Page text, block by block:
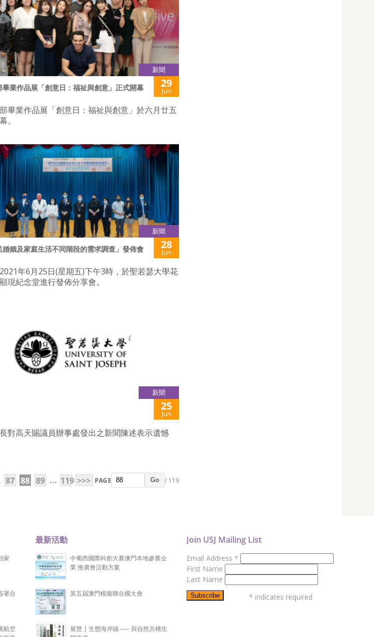
新聞
畢業作品展「創意日：福祉與創意」正式開幕 29
Jun
畢業作品展「創意日：福祉與創意」於六月廿五
。
新聞
婚姻及家庭生活不同階段的需求調查」發佈會 28
Jun
年6月25日(星期五)下午3時，於聖若瑟大學花
現紀念堂進行發佈分享會。
新聞
25
Jun
對高天賜議員辦事處發出之新聞陳述表示遺憾
87 88 89 ... 119 >>> PAGE Go / 119
家
署合
航空
最新活動
中葡西國際科創大賽澳門本地參賽企
業 推廣會活動方案
第五屆澳門模擬聯合國大會
展覽 | 生態海岸線 ── 與自然共構生
Join USJ Mailing List
Email Address *
First Name
Last Name
* indicates required